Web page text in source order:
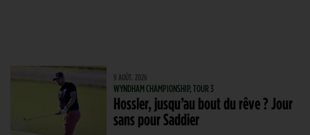
9 AOÛT. 2026
WYNDHAM CHAMPIONSHIP, TOUR 3
Hossler, jusqu’au bout du rêve ? Jour
sans pour Saddier